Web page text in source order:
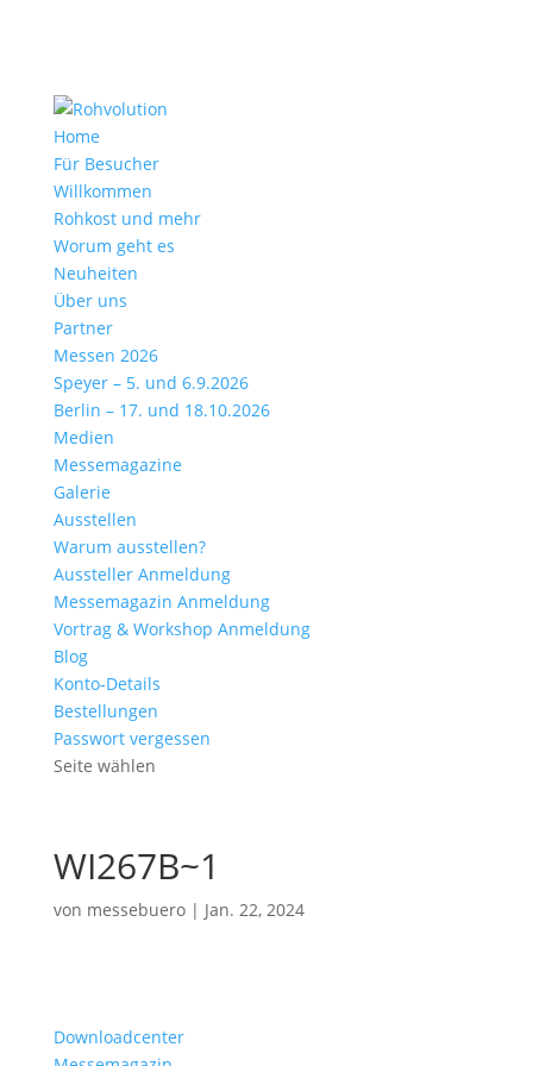
Home
Für Besucher
Willkommen
Rohkost und mehr
Worum geht es
Neuheiten
Über uns
Partner
Messen 2026
Speyer – 5. und 6.9.2026
Berlin – 17. und 18.10.2026
Medien
Messemagazine
Galerie
Ausstellen
Warum ausstellen?
Aussteller Anmeldung
Messemagazin Anmeldung
Vortrag & Workshop Anmeldung
Blog
Konto-Details
Bestellungen
Passwort vergessen
Seite wählen
WI267B~1
von messebuero| Jan. 22, 2024
Downloadcenter